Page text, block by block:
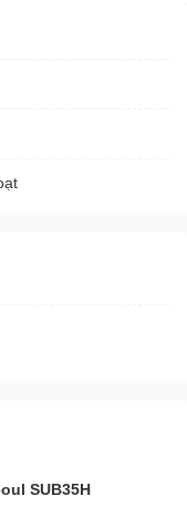
SUB35H